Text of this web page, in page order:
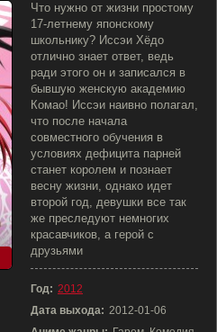
Что нужно от жизни простому
17-летнему японскому
школьнику? Иссэи Хёдо
отлично знает ответ, ведь
ради этого он и записался в
бывшую женскую академию
Комао! Иссэи наивно полагал,
что после начала
совместного обучения в
условиях дефицита парней
станет королем и познает
весну жизни, однако идет
второй год, девушки все так
же преследуют немногих
красавчиков, а герой с
друзьями
Год: 2012
Дата выхода: 2012-01-06